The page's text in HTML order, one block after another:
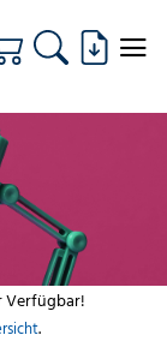
Verfügbar!
.